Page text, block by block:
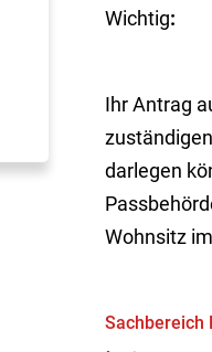
Wichtig:
Ihr Antrag
darlegen
Wohnsitz
Sachbereich